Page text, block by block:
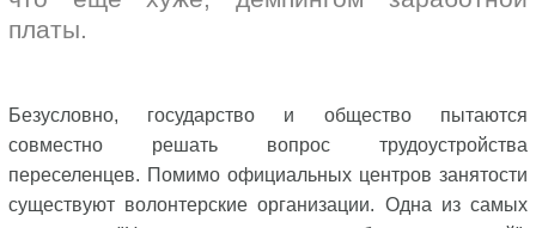
платы.
Безусловно, государство и общество пытаются
совместно решать вопрос трудоустройства
переселенцев. Помимо официальных центров занятости
существуют волонтерские организации. Одна из самых